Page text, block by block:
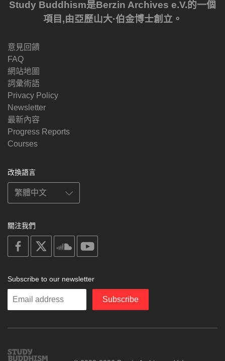
Study Buddhism是Berzin Archives e.V.的一個
項目,由亞歷山大·伯金博士創立。
意見回饋
FAQ
網站地圖
詞彙術語
Privacy Policy
Newsletter
最新內容
Progress Reports
Courses
改換語言
關注我們
on
facebook
soundcloud
Subscribe to our newsletter
Enter
Subscribe
Study